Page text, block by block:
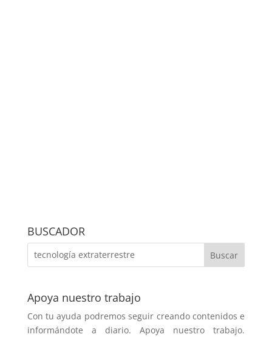
BUSCADOR
Apoya nuestro trabajo
Con tu ayuda podremos seguir creando contenidos e
informándote a diario. Apoya nuestro trabajo.